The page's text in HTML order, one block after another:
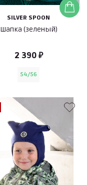
SILVER SPOON
Шапка (зеленый)
2 390 ₽
54/56